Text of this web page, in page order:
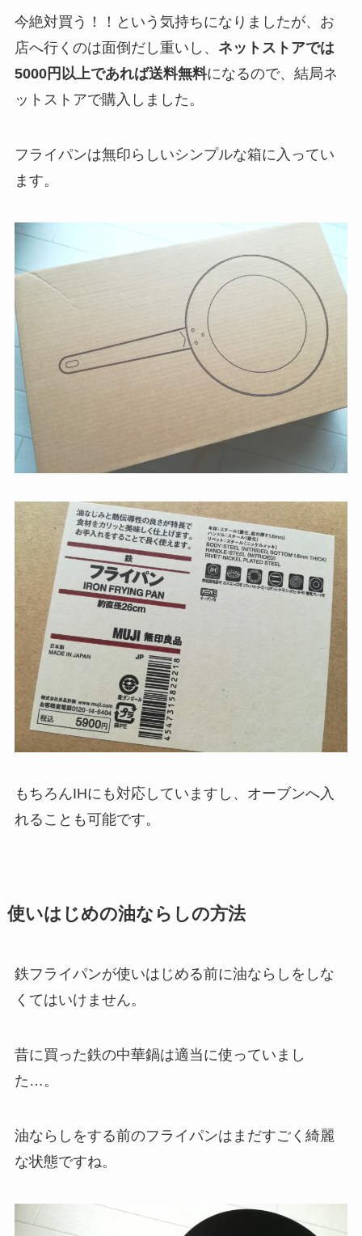
今絶対買う！！という気持ちになりましたが、お
店へ行くのは面倒だし重いし、 ネットストアでは
5000円以上であれば送料無料になるので、結局ネ
ットストアで購入しました。
フライパンは無印らしいシンプルな箱に入ってい
ます。
もちろんIHにも対応していますし、オーブンへ入
れることも可能です。
使いはじめの油ならしの方法
鉄フライパンが使いはじめる前に油ならしをしな
くてはいけません。
昔に買った鉄の中華鍋は適当に使っていまし
た…。
油ならしをする前のフライパンはまだすごく綺麗
な状態ですね。